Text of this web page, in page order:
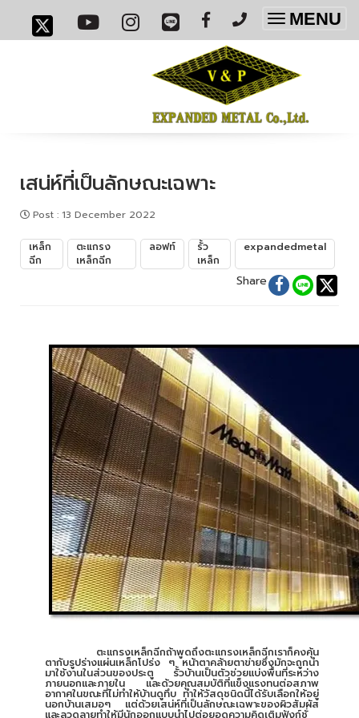
Toggle
MENU
เสน่ห์ที่เป็นลักษณะเฉพาะ
Post : 13 December 2022
เหล็ก
ฉีก
ตะแกรง
เหล็กฉีก
ลอฟท์
รั้ว
เหล็ก
expandedmetal
Share
ตะแกรงเหล็กฉีกถ้าพูดถึงตะแกรงเหล็กฉีกเราก็คงคุ้น
ตากับรูปร่างแผ่นเหล็กโปร่ง ๆ หน้าตาคล้ายตาข่ายซึ่งมักจะถูกนำ
มาใช้งานในส่วนของประตู รั้วบ้านเป็นตัวช่วยแบ่งพื้นที่ระหว่าง
ภายนอกและภายใน และด้วยคุณสมบัติที่แข็งแรงทนต่อสภาพ
อากาศในขณะที่ไม่ทำให้บ้านดูทึบ ทำให้วัสดุชนิดนี้ได้รับเลือกให้อยู่
นอกบ้านเสมอๆ แต่ด้วยเสน่ห์ที่เป็นลักษณะเฉพาะของผิวสัมผัส
และลวดลายทำให้มีนักออกแบบนำไปต่อยอดความคิดเติมฟังก์ชั่